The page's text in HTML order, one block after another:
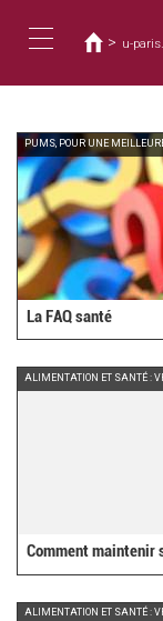
contenido
está
aquí
> u-
PUMS, POUR UNE
La FAQ santé
ALIMENTATION ET SANTÉ :
Comment maintenir
ALIMENTATION ET SANTÉ :